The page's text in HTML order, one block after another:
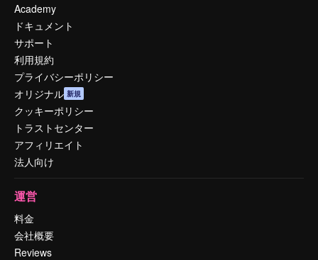
Academy
ドキュメント
サポート
利用規約
プライバシーポリシー
オリジナル 新規
クッキーポリシー
トラストセンター
アフィリエイト
法人向け
運営
料金
会社概要
Reviews